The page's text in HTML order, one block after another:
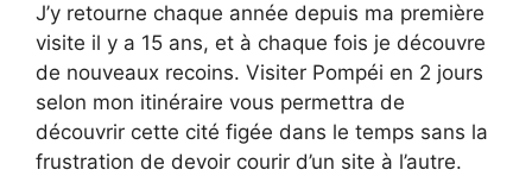
J’y retourne chaque année depuis ma première
visite il y a 15 ans, et à chaque fois je découvre
de nouveaux recoins. Visiter Pompéi en 2 jours
selon mon itinéraire vous permettra de
découvrir cette cité figée dans le temps sans la
frustration de devoir courir d’un site à l’autre.